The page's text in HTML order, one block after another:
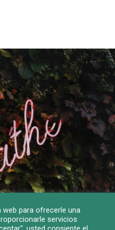
para ofrecerle una
servicios